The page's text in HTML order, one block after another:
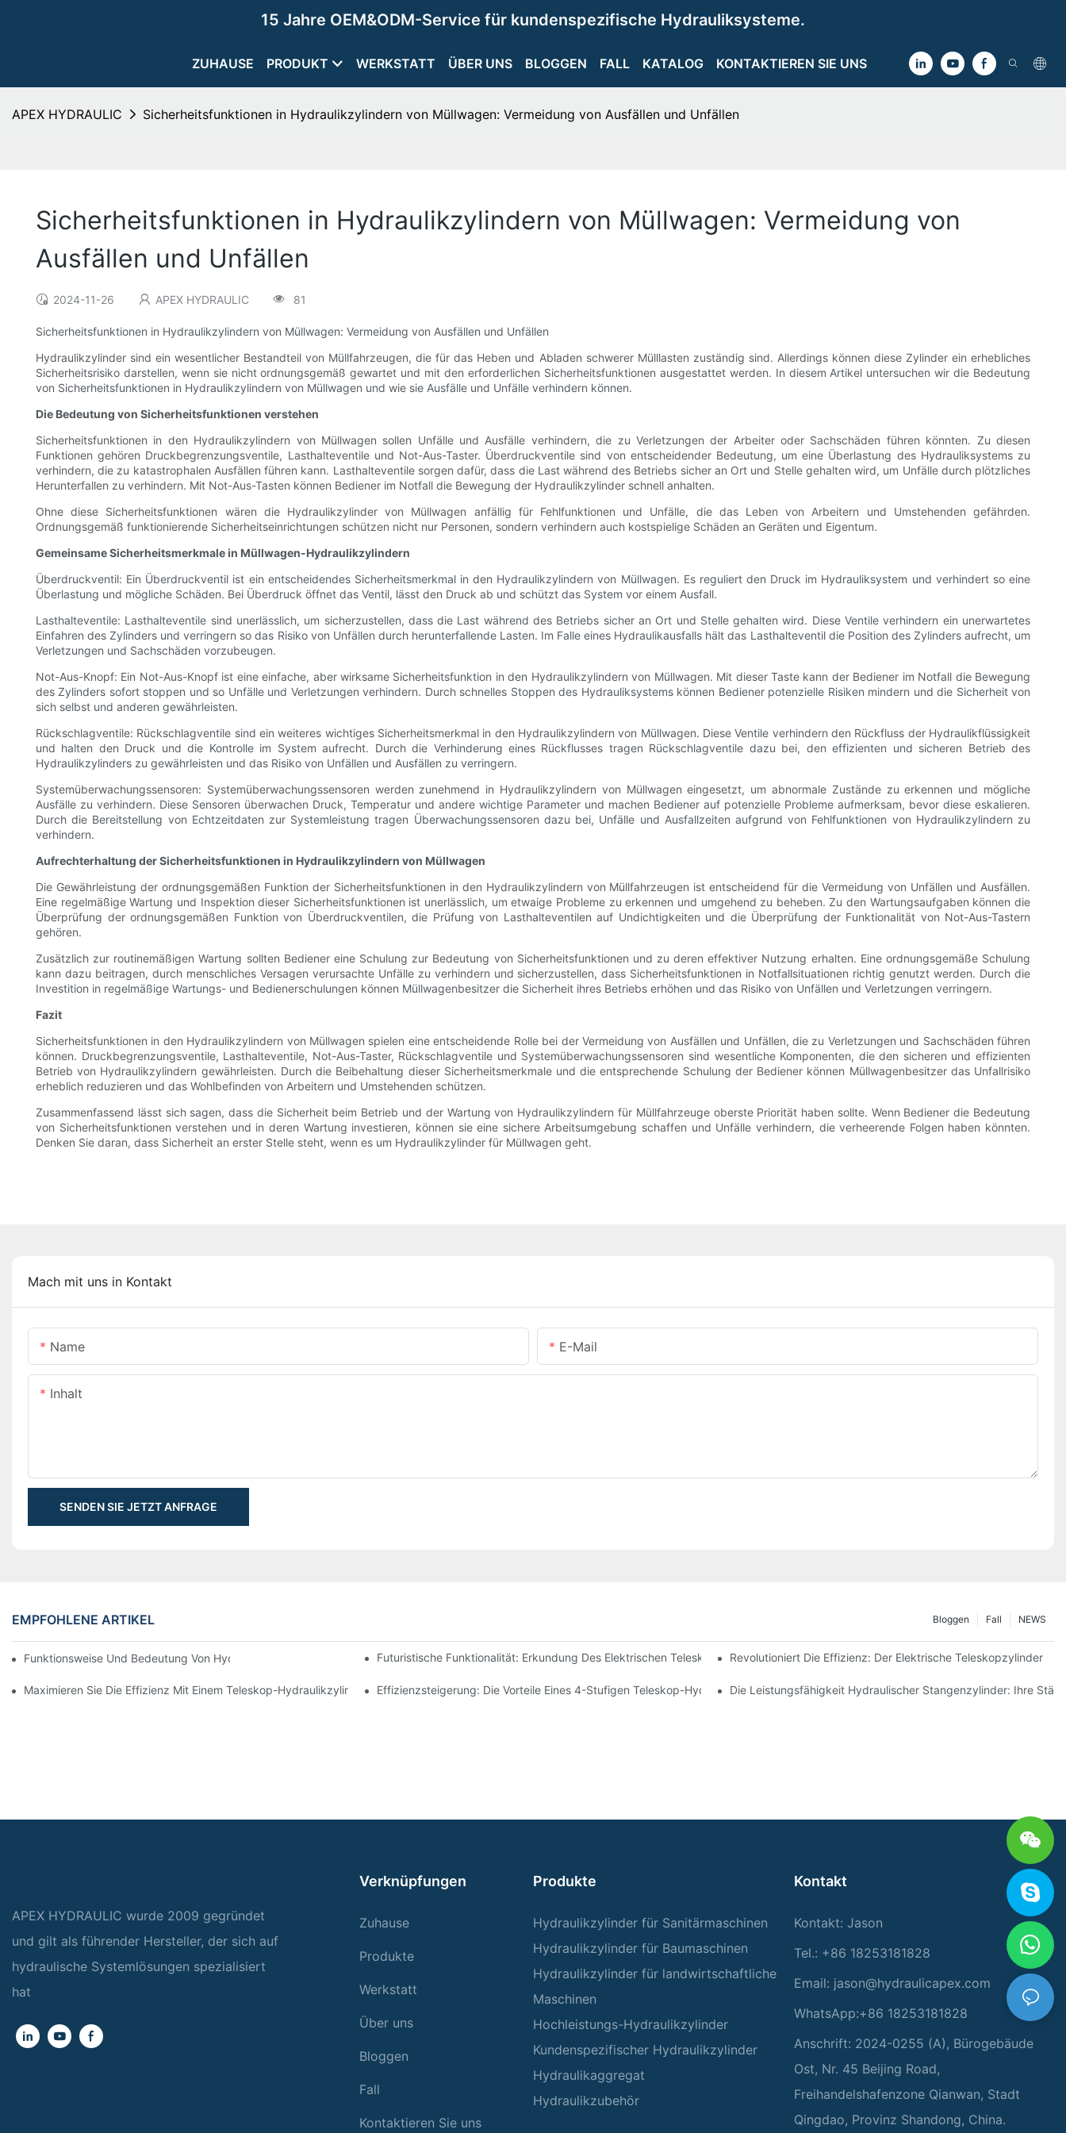
15 Jahre OEM&ODM-Service für kundenspezifische Hydrauliksysteme.
ZUHAUSE PRODUKT WERKSTATT ÜBER UNS BLOGGEN FALL KATALOG KONTAKTIEREN SIE UNS
APEX HYDRAULIC Sicherheitsfunktionen in Hydraulikzylindern von Müllwagen: Vermeidung von Ausfällen und Unfällen
Sicherheitsfunktionen in Hydraulikzylindern von Müllwagen: Vermeidung von
Ausfällen und Unfällen
2024-11-26 APEX HYDRAULIC 81
Sicherheitsfunktionen in Hydraulikzylindern von Müllwagen: Vermeidung von Ausfällen und Unfällen
Hydraulikzylinder sind ein wesentlicher Bestandteil von Müllfahrzeugen, die für das Heben und Abladen schwerer Mülllasten zuständig sind. Allerdings können diese Zylinder ein erhebliches
Sicherheitsrisiko darstellen, wenn sie nicht ordnungsgemäß gewartet und mit den erforderlichen Sicherheitsfunktionen ausgestattet werden. In diesem Artikel untersuchen wir die Bedeutung
von Sicherheitsfunktionen in Hydraulikzylindern von Müllwagen und wie sie Ausfälle und Unfälle verhindern können.
Die Bedeutung von Sicherheitsfunktionen verstehen
Sicherheitsfunktionen in den Hydraulikzylindern von Müllwagen sollen Unfälle und Ausfälle verhindern, die zu Verletzungen der Arbeiter oder Sachschäden führen könnten. Zu diesen
Funktionen gehören Druckbegrenzungsventile, Lasthalteventile und Not-Aus-Taster. Überdruckventile sind von entscheidender Bedeutung, um eine Überlastung des Hydrauliksystems zu
verhindern, die zu katastrophalen Ausfällen führen kann. Lasthalteventile sorgen dafür, dass die Last während des Betriebs sicher an Ort und Stelle gehalten wird, um Unfälle durch plötzliches
Herunterfallen zu verhindern. Mit Not-Aus-Tasten können Bediener im Notfall die Bewegung der Hydraulikzylinder schnell anhalten.
Ohne diese Sicherheitsfunktionen wären die Hydraulikzylinder von Müllwagen anfällig für Fehlfunktionen und Unfälle, die das Leben von Arbeitern und Umstehenden gefährden.
Ordnungsgemäß funktionierende Sicherheitseinrichtungen schützen nicht nur Personen, sondern verhindern auch kostspielige Schäden an Geräten und Eigentum.
Gemeinsame Sicherheitsmerkmale in Müllwagen-Hydraulikzylindern
Überdruckventil: Ein Überdruckventil ist ein entscheidendes Sicherheitsmerkmal in den Hydraulikzylindern von Müllwagen. Es reguliert den Druck im Hydrauliksystem und verhindert so eine
Überlastung und mögliche Schäden. Bei Überdruck öffnet das Ventil, lässt den Druck ab und schützt das System vor einem Ausfall.
Lasthalteventile: Lasthalteventile sind unerlässlich, um sicherzustellen, dass die Last während des Betriebs sicher an Ort und Stelle gehalten wird. Diese Ventile verhindern ein unerwartetes
Einfahren des Zylinders und verringern so das Risiko von Unfällen durch herunterfallende Lasten. Im Falle eines Hydraulikausfalls hält das Lasthalteventil die Position des Zylinders aufrecht, um
Verletzungen und Sachschäden vorzubeugen.
Not-Aus-Knopf: Ein Not-Aus-Knopf ist eine einfache, aber wirksame Sicherheitsfunktion in den Hydraulikzylindern von Müllwagen. Mit dieser Taste kann der Bediener im Notfall die Bewegung
des Zylinders sofort stoppen und so Unfälle und Verletzungen verhindern. Durch schnelles Stoppen des Hydrauliksystems können Bediener potenzielle Risiken mindern und die Sicherheit von
sich selbst und anderen gewährleisten.
Rückschlagventile: Rückschlagventile sind ein weiteres wichtiges Sicherheitsmerkmal in den Hydraulikzylindern von Müllwagen. Diese Ventile verhindern den Rückfluss der Hydraulikflüssigkeit
und halten den Druck und die Kontrolle im System aufrecht. Durch die Verhinderung eines Rückflusses tragen Rückschlagventile dazu bei, den effizienten und sicheren Betrieb des
Hydraulikzylinders zu gewährleisten und das Risiko von Unfällen und Ausfällen zu verringern.
Systemüberwachungssensoren: Systemüberwachungssensoren werden zunehmend in Hydraulikzylindern von Müllwagen eingesetzt, um abnormale Zustände zu erkennen und mögliche
Ausfälle zu verhindern. Diese Sensoren überwachen Druck, Temperatur und andere wichtige Parameter und machen Bediener auf potenzielle Probleme aufmerksam, bevor diese eskalieren.
Durch die Bereitstellung von Echtzeitdaten zur Systemleistung tragen Überwachungssensoren dazu bei, Unfälle und Ausfallzeiten aufgrund von Fehlfunktionen von Hydraulikzylindern zu
verhindern.
Aufrechterhaltung der Sicherheitsfunktionen in Hydraulikzylindern von Müllwagen
Die Gewährleistung der ordnungsgemäßen Funktion der Sicherheitsfunktionen in den Hydraulikzylindern von Müllfahrzeugen ist entscheidend für die Vermeidung von Unfällen und Ausfällen.
Eine regelmäßige Wartung und Inspektion dieser Sicherheitsfunktionen ist unerlässlich, um etwaige Probleme zu erkennen und umgehend zu beheben. Zu den Wartungsaufgaben können die
Überprüfung der ordnungsgemäßen Funktion von Überdruckventilen, die Prüfung von Lasthalteventilen auf Undichtigkeiten und die Überprüfung der Funktionalität von Not-Aus-Tastern
gehören.
Zusätzlich zur routinemäßigen Wartung sollten Bediener eine Schulung zur Bedeutung von Sicherheitsfunktionen und zu deren effektiver Nutzung erhalten. Eine ordnungsgemäße Schulung
kann dazu beitragen, durch menschliches Versagen verursachte Unfälle zu verhindern und sicherzustellen, dass Sicherheitsfunktionen in Notfallsituationen richtig genutzt werden. Durch die
Investition in regelmäßige Wartungs- und Bedienerschulungen können Müllwagenbesitzer die Sicherheit ihres Betriebs erhöhen und das Risiko von Unfällen und Verletzungen verringern.
Fazit
Sicherheitsfunktionen in den Hydraulikzylindern von Müllwagen spielen eine entscheidende Rolle bei der Vermeidung von Ausfällen und Unfällen, die zu Verletzungen und Sachschäden führen
können. Druckbegrenzungsventile, Lasthalteventile, Not-Aus-Taster, Rückschlagventile und Systemüberwachungssensoren sind wesentliche Komponenten, die den sicheren und effizienten
Betrieb von Hydraulikzylindern gewährleisten. Durch die Beibehaltung dieser Sicherheitsmerkmale und die entsprechende Schulung der Bediener können Müllwagenbesitzer das Unfallrisiko
erheblich reduzieren und das Wohlbefinden von Arbeitern und Umstehenden schützen.
Zusammenfassend lässt sich sagen, dass die Sicherheit beim Betrieb und der Wartung von Hydraulikzylindern für Müllfahrzeuge oberste Priorität haben sollte. Wenn Bediener die Bedeutung
von Sicherheitsfunktionen verstehen und in deren Wartung investieren, können sie eine sichere Arbeitsumgebung schaffen und Unfälle verhindern, die verheerende Folgen haben könnten.
Denken Sie daran, dass Sicherheit an erster Stelle steht, wenn es um Hydraulikzylinder für Müllwagen geht.
Mach mit uns in Kontakt
Name E-Mail
Inhalt
SENDEN SIE JETZT ANFRAGE
EMPFOHLENE ARTIKEL NEWS
Fall
Bloggen
Funktionsweise Und Bedeutung Von Hydraulikzylindern Mit Spurstange VerstehenFuturistische Funktionalität: Erkundung Des Elektrischen TeleskopzylindersRevolutioniert Die Effizienz: Der Elektrische Teleskopzylinder
Maximieren Sie Die Effizienz Mit Einem Teleskop-Hydraulikzylinder Für Ihren MuldenkipperEffizienzsteigerung: Die Vorteile Eines 4-Stufigen Teleskop-HydraulikzylindersDie Leistungsfähigkeit Hydraulischer Stangenzylinder: Ihre
APEX HYDRAULIC wurde 2009 gegründet
und gilt als führender Hersteller, der sich auf
hydraulische Systemlösungen spezialisiert
hat
Verknüpfungen
Zuhause
Produkte
Werkstatt
Über uns
Bloggen
Fall
Kontaktieren Sie uns
Produkte
Hydraulikzylinder für Sanitärmaschinen
Hydraulikzylinder für Baumaschinen
Hydraulikzylinder für landwirtschaftliche
Maschinen
Hochleistungs-Hydraulikzylinder
Kundenspezifischer Hydraulikzylinder
Hydraulikaggregat
Hydraulikzubehör
Kontakt
Kontakt: Jason
Tel.: +86 18253181828
Email: jason@hydraulicapex.com
WhatsApp:+86 18253181828
Anschrift: 2024-0255 (A), Bürogebäude
Ost, Nr. 45 Beijing Road,
Freihandelshafenzone Qianwan, Stadt
Qingdao, Provinz Shandong, China.